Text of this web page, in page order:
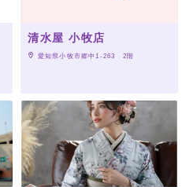
清水屋 小牧店
愛知県小牧市郷中1-263　2階